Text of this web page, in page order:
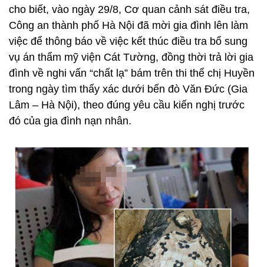
cho biết, vào ngày 29/8, Cơ quan cảnh sát điều tra,
Công an thành phố Hà Nội đã mời gia đình lên làm
việc để thông báo về việc kết thúc điều tra bổ sung
vụ án thẩm mỹ viện Cát Tường, đồng thời trả lời gia
đình về nghi vấn “chất lạ” bám trên thi thể chị Huyền
trong ngày tìm thấy xác dưới bến đò Văn Đức (Gia
Lâm – Hà Nội), theo đúng yêu cầu kiến nghị trước
đó của gia đình nạn nhân.